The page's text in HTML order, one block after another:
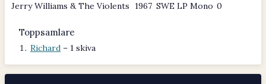
Jerry Williams & The Violents
1967 SWE LP Mono 0
Toppsamlare
Richard – 1 skiva